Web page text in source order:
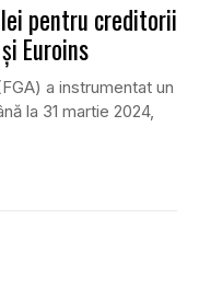
pentru creditorii
Euroins
a instrumentat un
la 31 martie 2024,